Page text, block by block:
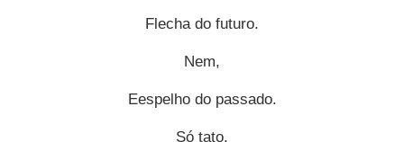
Flecha do futuro.
Nem,
Eespelho do passado.
Só tato.